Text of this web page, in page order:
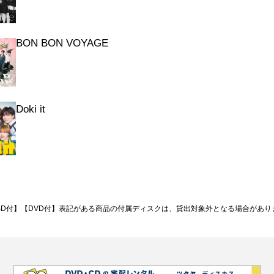
BON BON VOYAGE
Doki it
付】【DVD付】表記がある商品の付属ディスクは、貸出対象外となる場合があり